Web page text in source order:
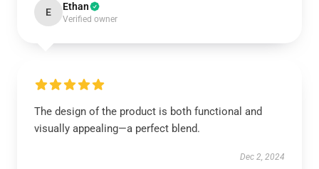
E Ethan
Verified owner
The design of the product is both functional and
visually appealing—a perfect blend.
Dec 2, 2024